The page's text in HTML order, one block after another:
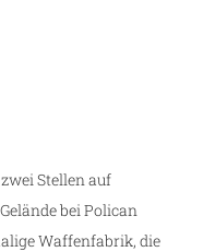
Stellen auf
bei Polican
Waffenfabrik, die